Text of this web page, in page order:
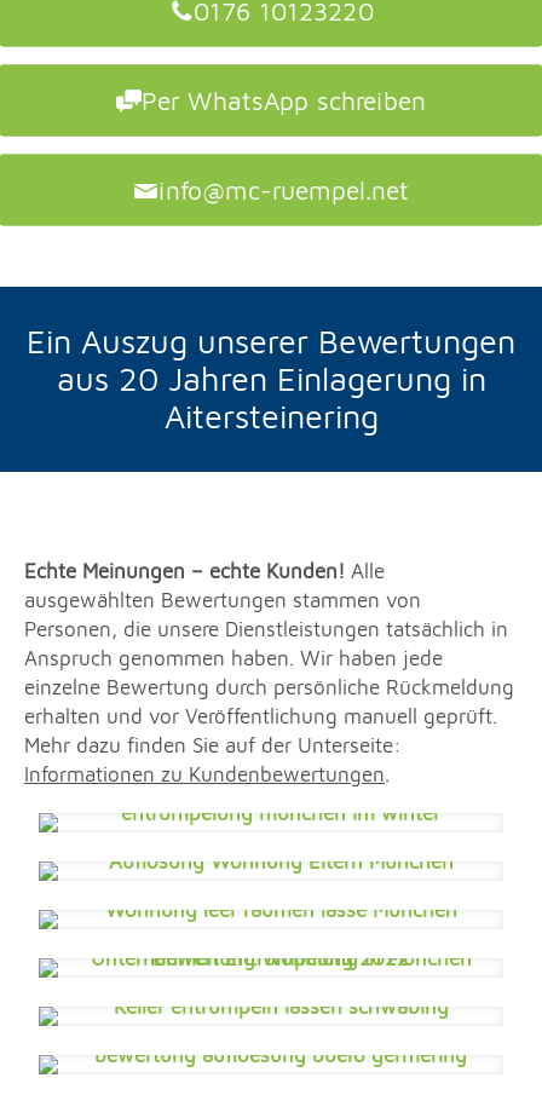
0176 10123220
Per WhatsApp schreiben
info@mc-ruempel.net
Ein Auszug unserer Bewertungen
aus 20 Jahren Einlagerung in
Aitersteinering
Echte Meinungen – echte Kunden! Alle
ausgewählten Bewertungen stammen von
Personen, die unsere Dienstleistungen tatsächlich in
Anspruch genommen haben. Wir haben jede
einzelne Bewertung durch persönliche Rückmeldung
erhalten und vor Veröffentlichung manuell geprüft.
Mehr dazu finden Sie auf der Unterseite:
Informationen zu Kundenbewertungen.